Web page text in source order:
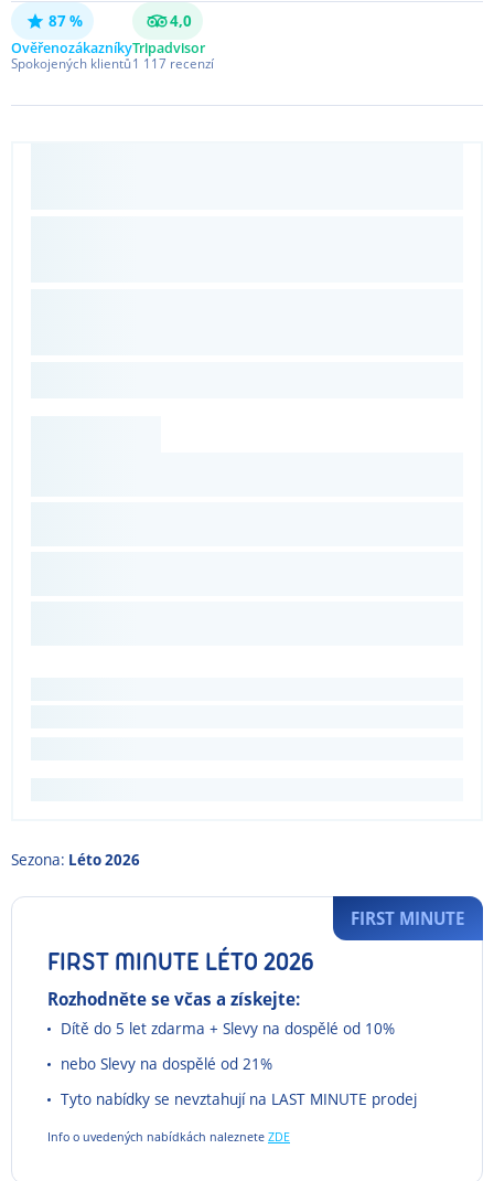
87 %
Ověřenozákazníky
Spokojených klientů
4,0
Tripadvisor
1 117 recenzí
Sezona: Léto 2026
FIRST MINUTE LÉTO 2026
Rozhodněte se včas a získejte:
Dítě do 5 let zdarma + Slevy na dospělé od 10%
nebo Slevy na dospělé od 21%
Tyto nabídky se nevztahují na LAST MINUTE prodej
Info o uvedených nabídkách naleznete ZDE
FIRST MINUTE